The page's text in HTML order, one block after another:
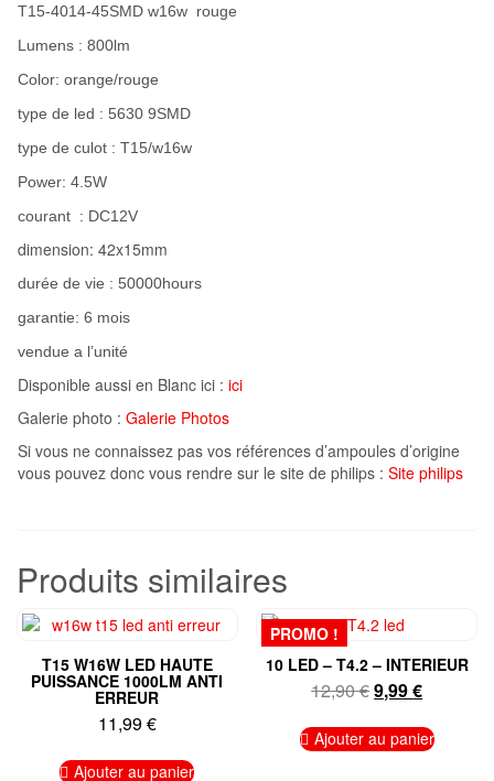
T15-4014-45SMD w16w rouge
Lumens : 800lm
Color: orange/rouge
type de led : 5630 9SMD
type de culot : T15/w16w
Power: 4.5W
courant : DC12V
dimension: 42x15mm
durée de vie : 50000hours
garantie: 6 mois
vendue a l’unité
Disponible aussi en Blanc ici : ici
Galerie photo : Galerie Photos
Si vous ne connaissez pas vos références d’ampoules d’origine
vous pouvez donc vous rendre sur le site de philips : Site philips
Produits similaires
T15 W16W LED HAUTE
PUISSANCE 1000LM ANTI
ERREUR
11,99€
Ajouter au panier
PROMO !
10 LED – T4.2 – INTERIEUR
12,90€Le
initial
9,99€Le
actuel
Ajouter au panier